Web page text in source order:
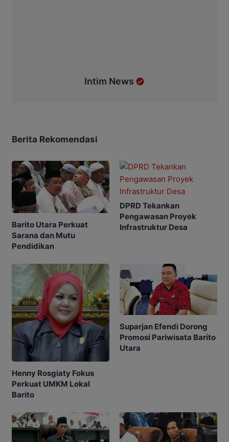
Intim News
Berita Rekomendasi
Barito Utara Perkuat
Sarana dan Mutu
Pendidikan
DPRD Tekankan
Pengawasan Proyek
Infrastruktur Desa
Henny Rosgiaty Fokus
Perkuat UMKM Lokal
Barito
Suparjan Efendi Dorong
Promosi Pariwisata Barito
Utara